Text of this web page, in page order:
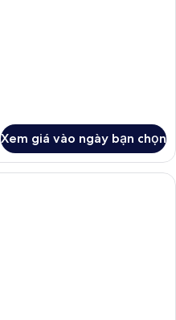
Xem giá vào ngày bạn chọn
Phòng 2 giường đơn Deluxe | Chăn